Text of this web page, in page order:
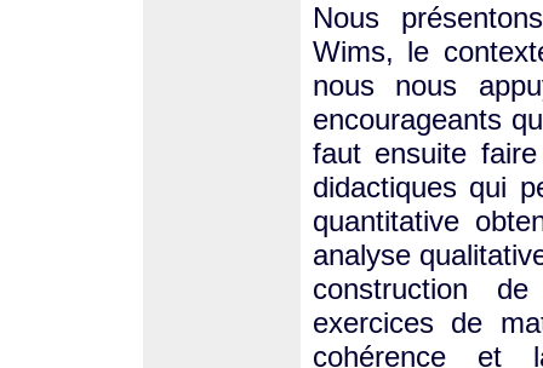
Nous
Wims, le
nous nous
encourageants
faut ensuite
didactiques qui
quantitative
analyse
construction
exercices de
cohérence et